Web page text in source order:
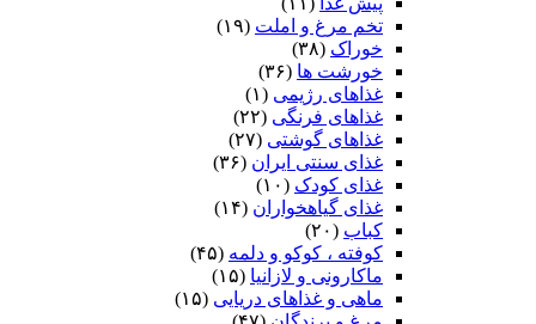
تخم مرغ و املت (۱۹)
خوراک (۳۸)
خورشت ها (۳۶)
غذاهای رژیمی (۱)
غذاهای فرنگی (۲۲)
غذاهای گوشتی (۲۷)
غذای سنتی ایران (۳۶)
غذای کودک (۱۰)
غذای گیاهخواران (۱۴)
کباب (۲۰)
کوفته ، کوکو و دلمه (۴۵)
ماکارونی و لازانیا (۱۵)
ماهی و غذاهای دریایی (۱۵)